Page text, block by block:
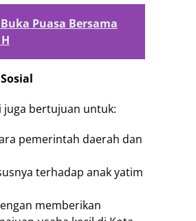
Puasa Bersama
juga bertujuan untuk:
pemerintah daerah dan
terhadap anak yatim
memberikan